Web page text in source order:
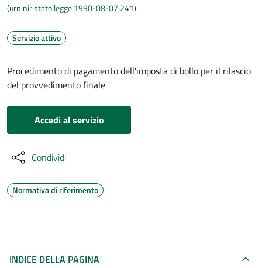
(urn:nir:stato:legge:1990-08-07;241)
Servizio attivo
Procedimento di pagamento dell'imposta di bollo per il rilascio
del provvedimento finale
Accedi al servizio
Condividi
Normativa di riferimento
INDICE DELLA PAGINA